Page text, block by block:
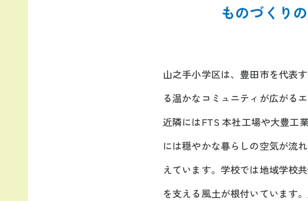
ものづくり
山之手小学区は、豊田市を代表
る温かなコミュニティが広がる
近隣にはFTS 本社工場や大豊工
には穏やかな暮らしの空気が流
えています。学校では地域学校
を支える風土が根付いています